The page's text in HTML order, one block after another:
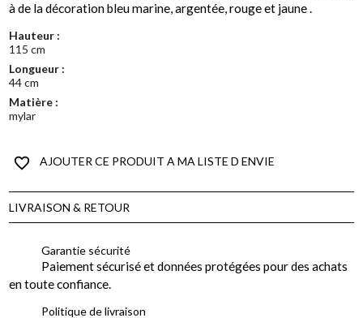
à de la décoration bleu marine, argentée, rouge et jaune .
Hauteur :
115 cm
Longueur :
44 cm
Matière :
mylar
favorite_border AJOUTER CE PRODUIT A MA LISTE D ENVIE
LIVRAISON & RETOUR
Garantie sécurité
Paiement sécurisé et données protégées pour des achats
en toute confiance.
Politique de livraison